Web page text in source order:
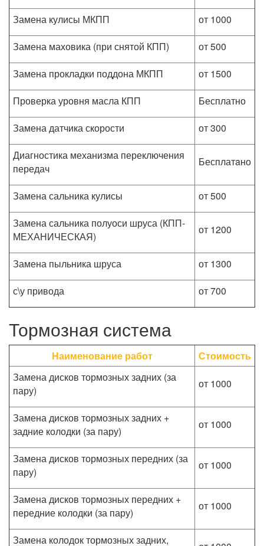
Замена кулисы МКПП
от 1000
Замена маховика (при снятой КПП)
от 500
Замена прокладки поддона МКПП
от 1500
Проверка уровня масла КПП
Бесплатно
Замена датчика скорости
от 300
Диагностика механизма переключения
передач
Бесплатaно
Замена сальника кулисы
от 500
Замена сальника полуоси шруса (КПП-
МЕХАНИЧЕСКАЯ)
от 1200
Замена пыльника шруса
от 1300
с\у привода
от 700
Тормозная система
Наименование работ
Стоимость
Замена дисков тормозных задних (за
пару)
от 1000
Замена дисков тормозных задних +
задние колодки (за пару)
от 1000
Замена дисков тормозных передних (за
пару)
от 1000
Замена дисков тормозных передних +
передние колодки (за пару)
от 1000
Замена колодок тормозных задних,